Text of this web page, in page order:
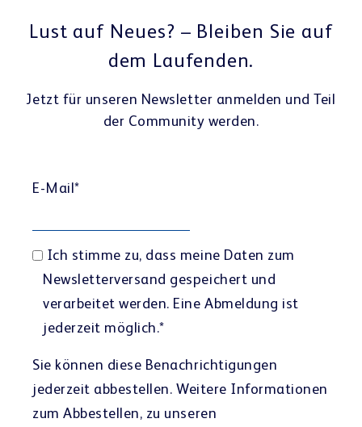
Lust auf Neues? – Bleiben Sie auf
dem Laufenden.
Jetzt für unseren Newsletter anmelden und Teil
der Community werden.
E-Mail*
Ich stimme zu, dass meine Daten zum
Newsletterversand gespeichert und
verarbeitet werden. Eine Abmeldung ist
jederzeit möglich.*
Sie können diese Benachrichtigungen
jederzeit abbestellen. Weitere Informationen
zum Abbestellen, zu unseren